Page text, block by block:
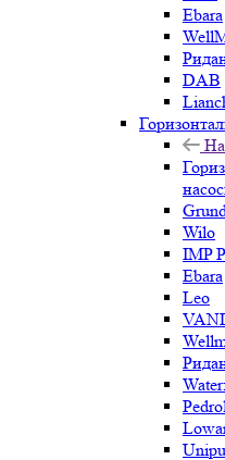
Ebara
DAB
Wilo
IMP
Ebara
Leo